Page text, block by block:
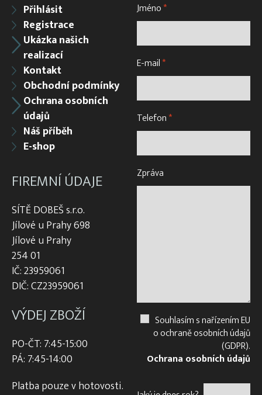
Přihlásit
Registrace
Ukázka našich
realizací
Kontakt
Obchodní podmínky
Ochrana osobních
údajů
Náš příběh
E-shop
FIREMNÍ ÚDAJE
SÍTĚ DOBEŠ s.r.o.
Jílové u Prahy 698
Jílové u Prahy
254 01
IČ: 23959061
DIČ: CZ23959061
VÝDEJ ZBOŽÍ
PO-ČT: 7:45-15:00
PÁ: 7:45-14:00
Platba pouze v hotovosti.
Jméno*
E-mail*
Telefon*
Zpráva
Souhlasím s nařízením EU
o ochraně osobních údajů
(GDPR).
Ochrana osobních údajů